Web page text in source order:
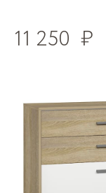
11 250 ₽